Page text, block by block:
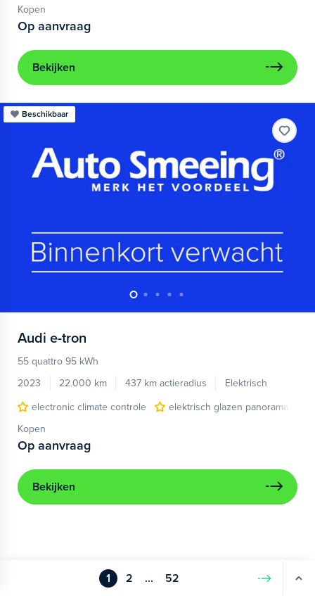
Kopen
Op aanvraag
Bekijken
Beschikbaar
Audi e-tron
55 quattro 95 kWh
2023
22.000 km 437 km actieradius
Elektrisch
electronic climate controle
elektrisch glazen panorama-dak
Kopen
Op aanvraag
Bekijken
1 2 ... 52 Volgende